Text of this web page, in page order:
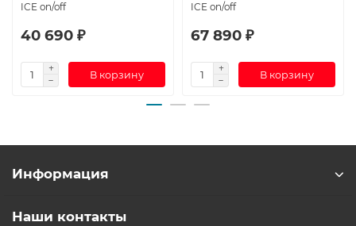
ICE on/off
40 690 ₽
В корзину
ICE on/off
67 890 ₽
В корзину
Информация
Наши контакты